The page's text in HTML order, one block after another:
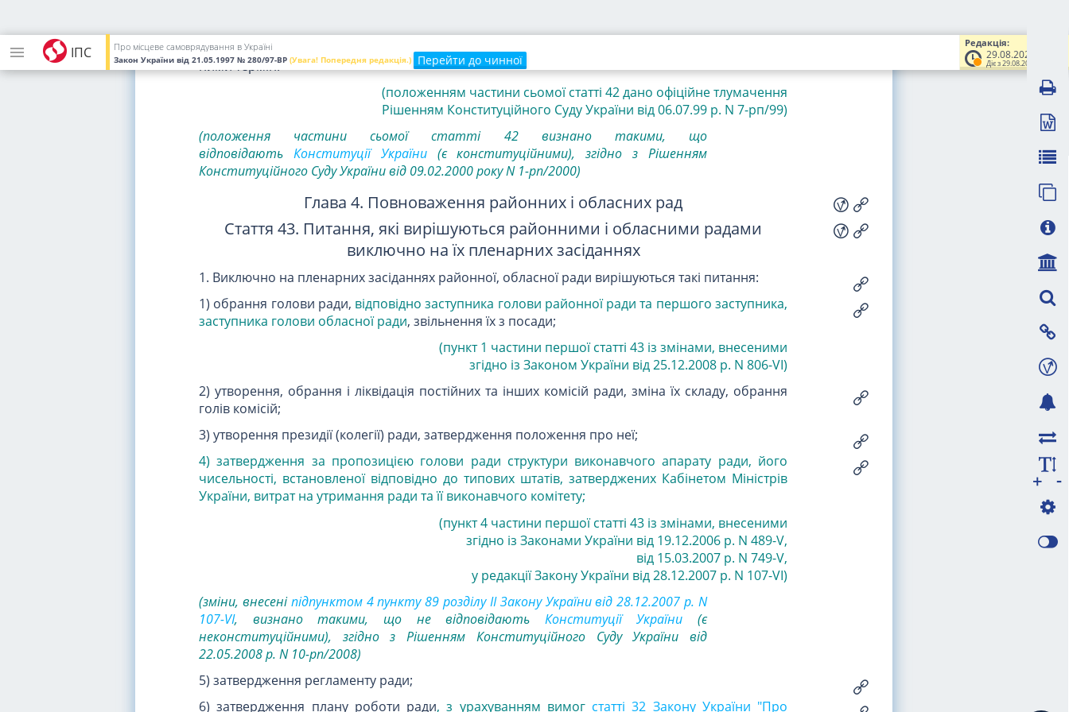
ІПС
Редакція:
29.08.2021
Діє з 29.08.2021
Про місцеве самоврядування в Україні
Закон України від 21.05.1997 № 280/97-ВР (Увага! Попередня редакція.) Перейти до чинної
половини депутатів відповідної ради сільський, селищний, міський голова зобов'язаний
прозвітувати перед радою про роботу виконавчих органів ради у будь-який визначений
ними термін.
(положенням частини сьомої статті 42 дано офіційне тлумачення
Рішенням Конституційного Суду України від 06.07.99 р. N 7-рп/99)
(положення частини
сьомої
статті 42 визнано такими, що
відповідають Конституції України
(є конституційними), згідно з Рішенням
Конституційного Суду України від 09.02.2000 року N 1-рп/2000)
Глава 4. Повноваження районних і обласних рад
Стаття 43. Питання, які вирішуються районними і обласними радами
виключно на їх пленарних засіданнях
1. Виключно на пленарних засіданнях районної, обласної ради вирішуються такі питання:
1) обрання голови ради, відповідно заступника голови районної ради та першого заступника,
заступника голови обласної ради, звільнення їх з посади;
(пункт 1 частини першої статті 43 із змінами, внесеними
згідно із Законом України від 25.12.2008 р. N 806-VI)
2) утворення, обрання і ліквідація постійних та інших комісій ради, зміна їх складу, обрання
голів комісій;
3) утворення президії (колегії) ради, затвердження положення про неї;
4) затвердження за пропозицією голови ради структури виконавчого апарату ради, його
чисельності, встановленої відповідно до типових штатів, затверджених Кабінетом Міністрів
України, витрат на утримання ради та її виконавчого комітету;
(пункт 4 частини першої статті 43 із змінами, внесеними
згідно із Законами України від 19.12.2006 р. N 489-V,
від 15.03.2007 р. N 749-V,
у редакції Закону України від 28.12.2007 р. N 107-VI)
(зміни, внесені підпунктом 4 пункту 89 розділу II Закону України від 28.12.2007 р. N
107-VI, визнано такими, що не відповідають Конституції України
(є
неконституційними), згідно з Рішенням Конституційного Суду України від
22.05.2008 р. N 10-рп/2008)
5) затвердження регламенту ради;
6) затвердження плану роботи ради, з урахуванням вимог статті 32 Закону України "Про
-
+